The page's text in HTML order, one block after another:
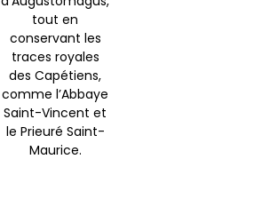
tout en
conservant les
traces royales
des Capétiens,
comme l’Abbaye
Saint-Vincent et
le Prieuré Saint-
Maurice.